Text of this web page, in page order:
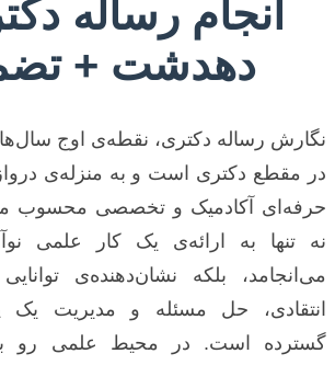
انجام رساله
دهدشت +
نگارش رساله دکتری، نقطه‌ی اوج
در مقطع دکتری است و به منزله‌ی
حرفه‌ای آکادمیک و تخصصی محسوب
نه تنها به ارائه‌ی یک کار علمی
می‌انجامد، بلکه نشان‌دهنده‌ی
انتقادی، حل مسئله و مدیریت یک
گسترده است. در محیط علمی رو